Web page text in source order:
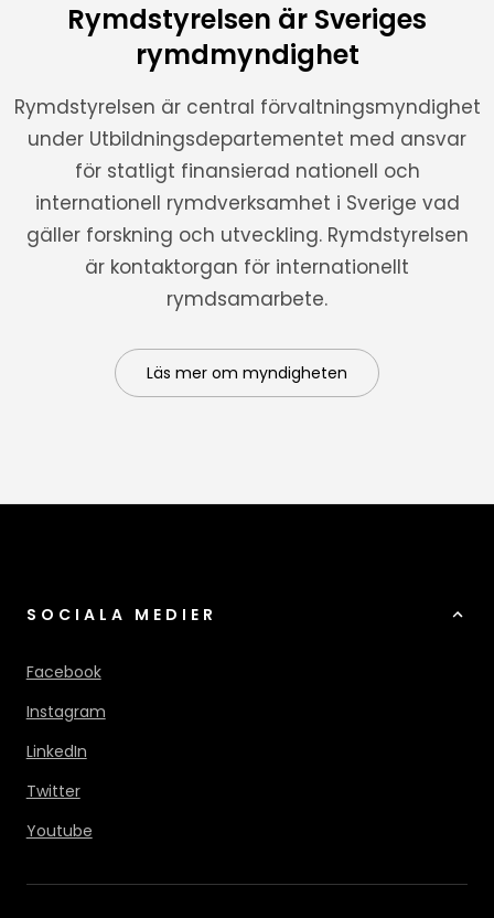
Rymdstyrelsen är Sveriges
rymdmyndighet
Rymdstyrelsen är central förvaltningsmyndighet
under Utbildningsdepartementet med ansvar
för statligt finansierad nationell och
internationell rymdverksamhet i Sverige vad
gäller forskning och utveckling. Rymdstyrelsen
är kontaktorgan för internationellt
rymdsamarbete.
Läs mer om myndigheten
SOCIALA MEDIER
Facebook
Instagram
LinkedIn
Twitter
Youtube